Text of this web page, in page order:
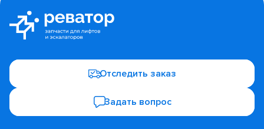
Отследить заказ
Задать вопрос